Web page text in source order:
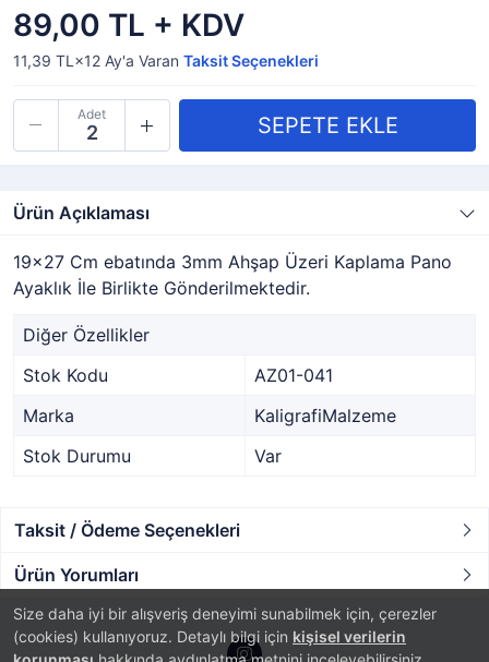
Size daha iyi bir alışveriş deneyimi sunabilmek için, çerezler
(cookies) kullanıyoruz. Detaylı bilgi için kişisel verilerin
89,00 TL + KDV
11,39 TL×12 Ay'a Varan Taksit Seçenekleri
Adet
Ürün Açıklaması
19x27 Cm ebatında 3mm Ahşap Üzeri Kaplama Pano
Ayaklık İle Birlikte Gönderilmektedir.
Diğer Özellikler
Stok Kodu
AZ01-041
Marka
KaligrafiMalzeme
Stok Durumu
Var
Taksit / Ödeme Seçenekleri
Ürün Yorumları